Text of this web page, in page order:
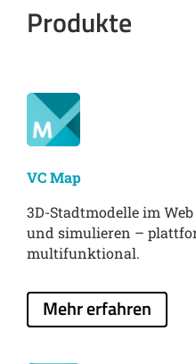
Produkte
VC Map
3D-Stadtmodelle im
und simulieren –
multifunktional.
Mehr erfahren